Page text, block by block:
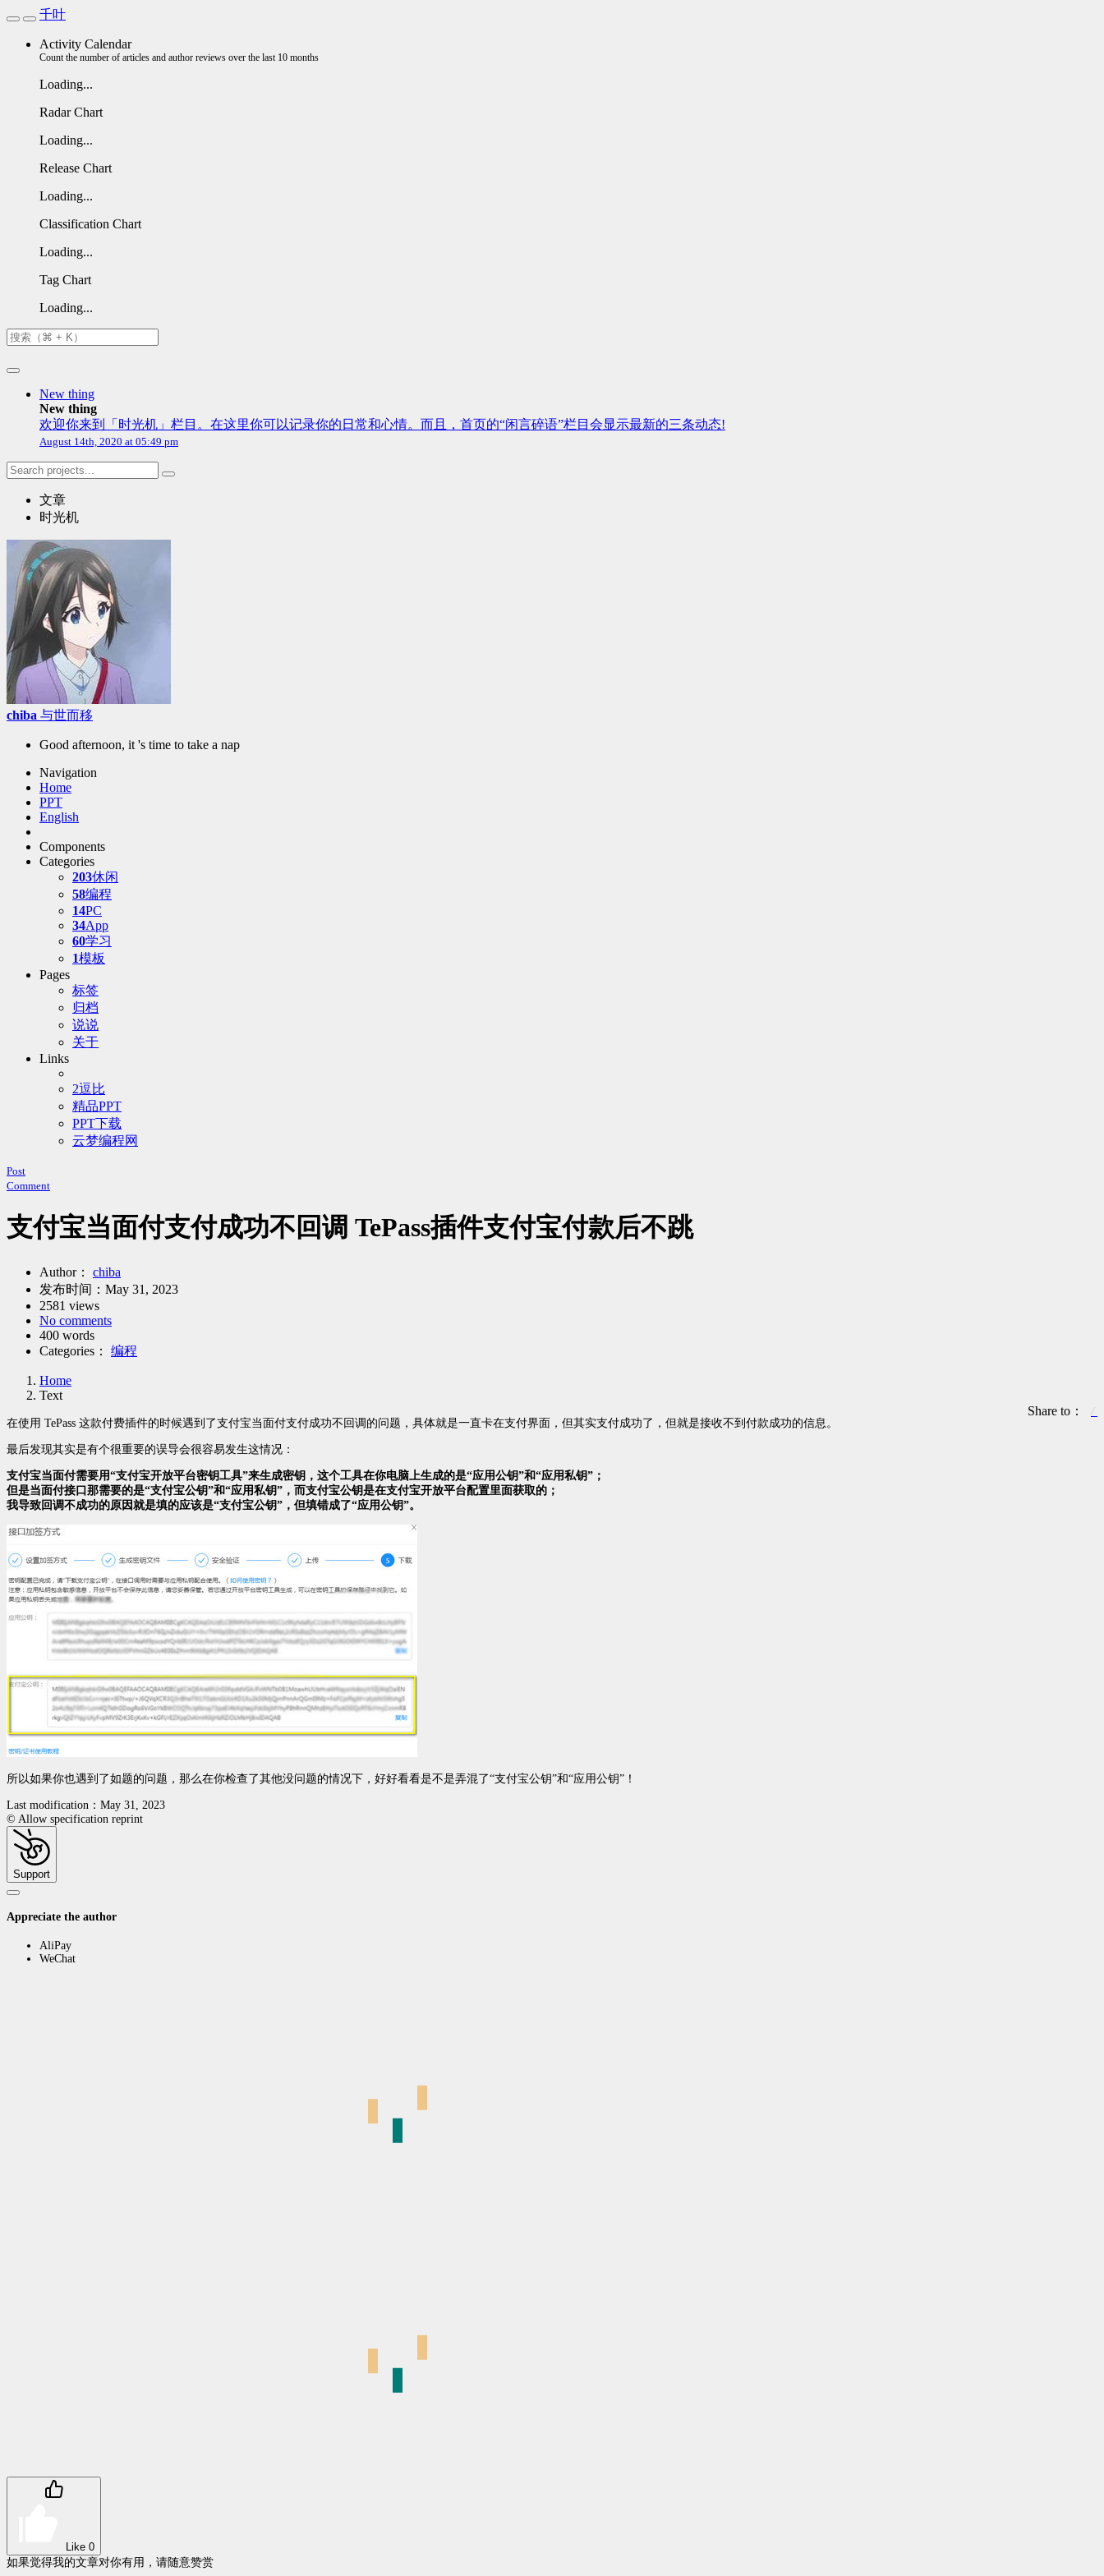
千叶
Activity Calendar
Count the number of articles and author reviews over the last 10 months
Loading...
Radar Chart
Loading...
Release Chart
Loading...
Classification Chart
Loading...
Tag Chart
Loading...
New thing
New thing
欢迎你来到「时光机」栏目。在这里你可以记录你的日常和心情。而且，首页的“闲言碎语”栏目会显示最新的三条动态!
August 14th, 2020 at 05:49 pm
文章
时光机
chiba 与世而移
Good afternoon, it 's time to take a nap
Navigation
Home
PPT
English
Components
Categories
203休闲
58编程
14PC
34App
60学习
1模板
Pages
标签
归档
说说
关于
Links
2逗比
精品PPT
PPT下载
云梦编程网
Post
Comment
支付宝当面付支付成功不回调 TePass插件支付宝付款后不跳
Author：
chiba
发布时间： May 31, 2023
2581 views
No comments
400 words
Categories：
编程
Home
Text
Share to：
在使用 TePass 这款付费插件的时候遇到了支付宝当面付支付成功不回调的问题，具体就是一直卡在支付界面，但其实支付成功了，但就是接收不到付款成功的信息。
最后发现其实是有个很重要的误导会很容易发生这情况：
支付宝当面付需要用“支付宝开放平台密钥工具”来生成密钥，这个工具在你电脑上生成的是“应用公钥”和“应用私钥”；
但是当面付接口那需要的是“支付宝公钥”和“应用私钥”，而支付宝公钥是在支付宝开放平台配置里面获取的；
我导致回调不成功的原因就是填的应该是“支付宝公钥”，但填错成了“应用公钥”。
所以如果你也遇到了如题的问题，那么在你检查了其他没问题的情况下，好好看看是不是弄混了“支付宝公钥”和“应用公钥”！
Last modification：May 31, 2023
© Allow specification reprint
Support
Appreciate the author
AliPay
WeChat
Like 0
如果觉得我的文章对你有用，请随意赞赏